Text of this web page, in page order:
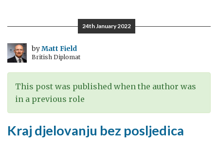
24th January 2022
byMatt Field
British Diplomat
This post was published when the author was
in a previous role
Kraj djelovanju bez posljedica